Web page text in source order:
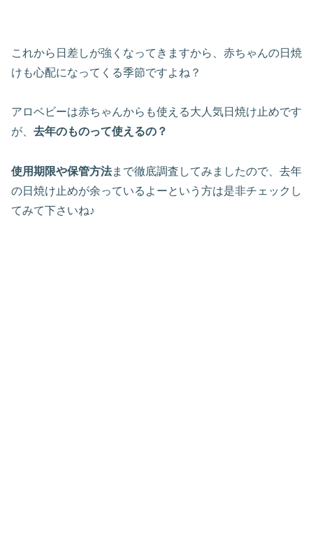
これから日差しが強くなってきますから、赤ちゃんの日焼
けも心配になってくる季節ですよね？
アロベビーは赤ちゃんからも使える大人気日焼け止めです
が、 去年のものって使えるの？
使用期限や保管方法まで徹底調査してみましたので、去年
の日焼け止めが余っているよーという方は是非チェックし
てみて下さいね♪